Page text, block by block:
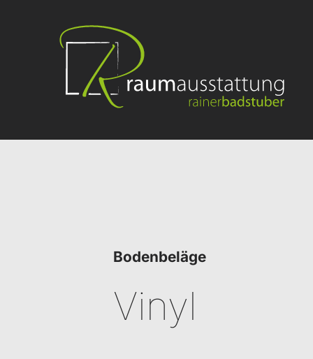
Bodenbeläge
Vinyl